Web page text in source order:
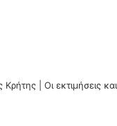
| Οι εκτιμήσεις και